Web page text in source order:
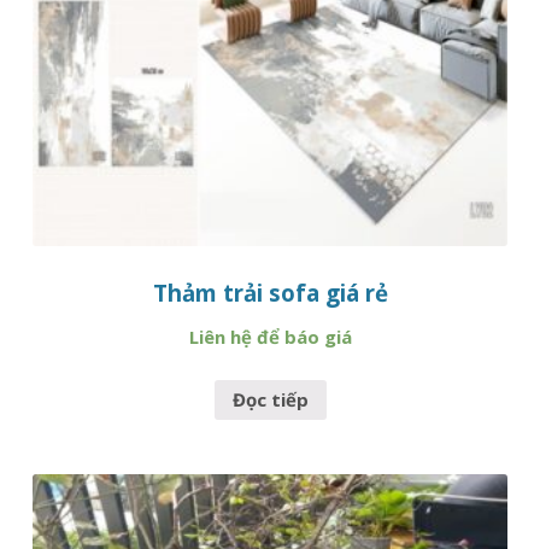
Thảm trải sofa giá rẻ
Liên hệ để báo giá
Đọc tiếp